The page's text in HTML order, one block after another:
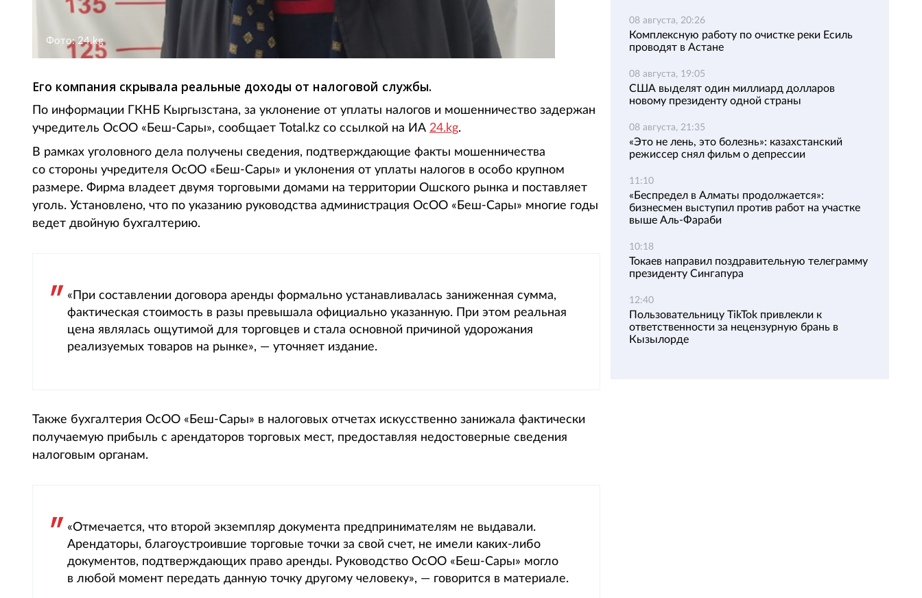
Фото: 24.kg
Его компания скрывала реальные доходы от налоговой службы.
По информации ГКНБ Кыргызстана, за уклонение от уплаты налогов и мошенничество задержан
учредитель ОсОО «Беш-Сары», сообщает Total.kz со ссылкой на ИА 24.kg.
В рамках уголовного дела получены сведения, подтверждающие факты мошенничества
со стороны учредителя ОсОО «Беш-Сары» и уклонения от уплаты налогов в особо крупном
размере. Фирма владеет двумя торговыми домами на территории Ошского рынка и поставляет
уголь. Установлено, что по указанию руководства администрация ОсОО «Беш-Сары» многие годы
ведет двойную бухгалтерию.
«При составлении договора аренды формально устанавливалась заниженная сумма,
фактическая стоимость в разы превышала официально указанную. При этом реальная
цена являлась ощутимой для торговцев и стала основной причиной удорожания
реализуемых товаров на рынке», — уточняет издание.
Также бухгалтерия ОсОО «Беш-Сары» в налоговых отчетах искусственно занижала фактически
получаемую прибыль с арендаторов торговых мест, предоставляя недостоверные сведения
налоговым органам.
«Отмечается, что второй экземпляр документа предпринимателям не выдавали.
Арендаторы, благоустроившие торговые точки за свой счет, не имели каких-либо
документов, подтверждающих право аренды. Руководство ОсОО «Беш-Сары» могло
в любой момент передать данную точку другому человеку», — говорится в материале.
08 августа, 20:26
Комплексную работу по очистке реки Есиль
проводят в Астане
08 августа, 19:05
США выделят один миллиард долларов
новому президенту одной страны
08 августа, 21:35
«Это не лень, это болезнь»: казахстанский
режиссер снял фильм о депрессии
11:10
«Беспредел в Алматы продолжается»:
бизнесмен выступил против работ на участке
выше Аль-Фараби
10:18
Токаев направил поздравительную телеграмму
президенту Сингапура
12:40
Пользовательницу TikTok привлекли к
ответственности за нецензурную брань в
Кызылорде